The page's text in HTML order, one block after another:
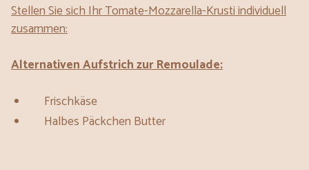
Stellen Sie sich Ihr Tomate-Mozzarella-Krusti individuell
zusammen:
Alternativen Aufstrich zur Remoulade:
Frischkäse
Halbes Päckchen Butter